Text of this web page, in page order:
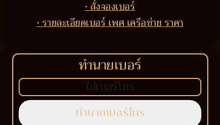
• สั่งจองเบอร์
• รายละเอียดเบอร์ เพศ เครือข่าย ราคา
ทำนายเบอร์